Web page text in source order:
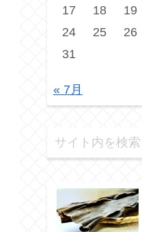
17
18 19
24
25 26
31
« 7月